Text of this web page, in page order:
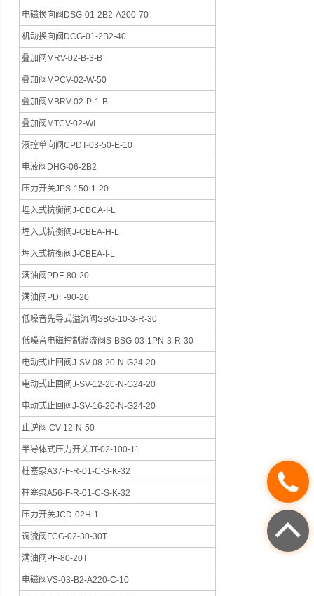
电磁换向阀DSG-01-2B2-A200-70
机动换向阀DCG-01-2B2-40
叠加阀MRV-02-B-3-B
叠加阀MPCV-02-W-50
叠加阀MBRV-02-P-1-B
叠加阀MTCV-02-WI
液控单向阀CPDT-03-50-E-10
电液阀DHG-06-2B2
压力开关JPS-150-1-20
埋入式抗衡阀J-CBCA-I-L
埋入式抗衡阀J-CBEA-H-L
埋入式抗衡阀J-CBEA-I-L
满油阀PDF-80-20
满油阀PDF-90-20
低噪音先导式溢流阀SBG-10-3-R-30
低噪音电磁控制溢流阀S-BSG-03-1PN-3-R-30
电动式止回阀J-SV-08-20-N-G24-20
电动式止回阀J-SV-12-20-N-G24-20
电动式止回阀J-SV-16-20-N-G24-20
止逆阀 CV-12-N-50
半导体式压力开关JT-02-100-11
柱塞泵A37-F-R-01-C-S-K-32
柱塞泵A56-F-R-01-C-S-K-32
压力开关JCD-02H-1
调流阀FCG-02-30-30T
满油阀PF-80-20T
电磁阀VS-03-B2-A220-C-10